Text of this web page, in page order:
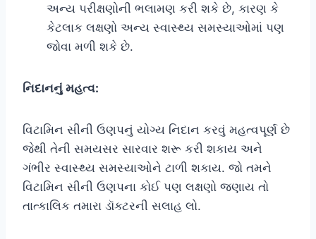
અન્ય પરીક્ષણોની ભલામણ કરી શકે છે, કારણ કે
કેટલાક લક્ષણો અન્ય સ્વાસ્થ્ય સમસ્યાઓમાં પણ
જોવા મળી શકે છે.
નિદાનનું મહત્વ:
વિટામિન સીની ઉણપનું યોગ્ય નિદાન કરવું મહત્વપૂર્ણ છે
જેથી તેની સમયસર સારવાર શરૂ કરી શકાય અને
ગંભીર સ્વાસ્થ્ય સમસ્યાઓને ટાળી શકાય. જો તમને
વિટામિન સીની ઉણપના કોઈ પણ લક્ષણો જણાય તો
તાત્કાલિક તમારા ડૉક્ટરની સલાહ લો.